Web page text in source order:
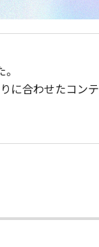
に合わせたコンテ